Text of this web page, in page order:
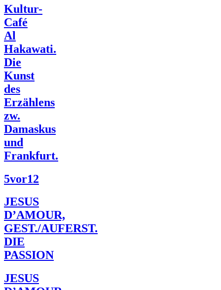
Kultur-
Café
Al
Hakawati.
Die
Kunst
des
Erzählens
zw.
Damaskus
und
Frankfurt.
5vor12
JESUS
D’AMOUR,
GEST./AUFERST.
DIE
PASSION
JESUS